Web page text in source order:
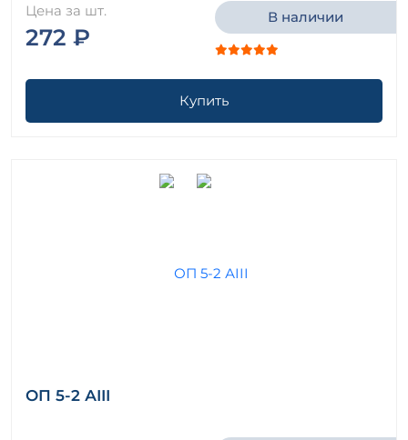
Цена за шт.
272 ₽
В наличии
Купить
ОП 5-2 АIII